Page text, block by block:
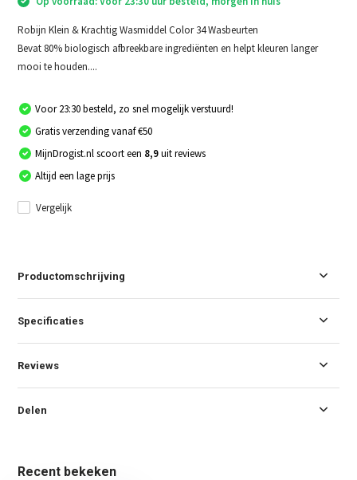
Robijn Klein & Krachtig Wasmiddel Color 34 Wasbeurten
Bevat 80% biologisch afbreekbare ingrediënten en helpt kleuren langer
mooi te houden....
Voor 23:30 besteld, zo snel mogelijk verstuurd!
Gratis verzending vanaf €50
MijnDrogist.nl scoort een 8,9uit reviews
Altijd een lage prijs
Vergelijk
Productomschrijving
Specificaties
Reviews
Delen
Recent bekeken